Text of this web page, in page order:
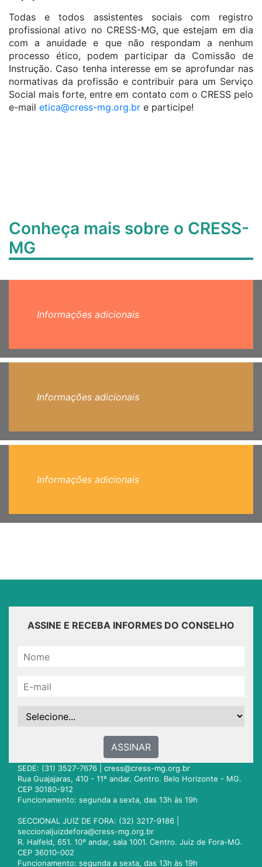
Todas e todos assistentes sociais com registro
profissional ativo no CRESS-MG, que estejam em dia
com a anuidade e que não respondam a nenhum
processo ético, podem participar da Comissão de
Instrução. Caso tenha interesse em se aprofundar nas
normativas da profissão e contribuir para um Serviço
Social mais forte, entre em contato com o CRESS pelo
e-mail etica@cress-mg.org.br e participe!
Conheça mais sobre o CRESS-
MG
Informações adicionais
Informações adicionais
Informações adicionais
ASSINE E RECEBA INFORMES DO CONSELHO
ASSINAR
SEDE: (31) 3527-7676 | cress@cress-mg.org.br
Rua Guajajaras, 410 - 11º andar. Centro. Belo Horizonte - MG.
CEP 30180-912
Funcionamento: segunda a sexta, das 13h às 19h
SECCIONAL JUIZ DE FORA: (32) 3217-9186 |
seccionaljuizdefora@cress-mg.org.br
R. Halfeld, 651. 10º andar, sala 1001. Centro. Juiz de Fora-MG.
CEP 36010-002
Funcionamento: segunda a sexta, das 13h às 19h